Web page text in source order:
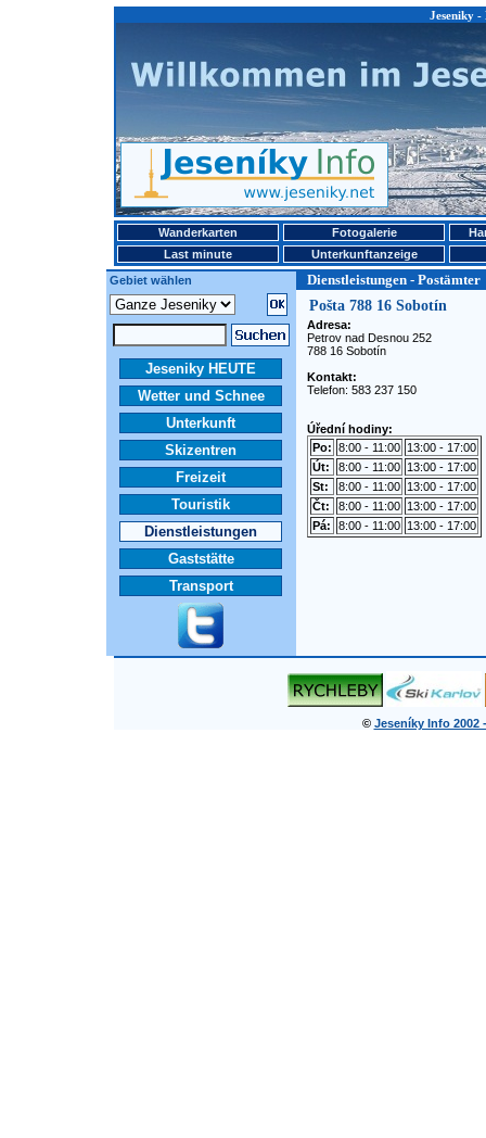
Jeseniky -
Wanderkarten Fotogalerie
Last minute
Unterkunftanzeige
Gebiet wählen
Dienstleistungen - Postämter
Jeseniky HEUTE
Wetter und Schnee
Unterkunft
Skizentren
Freizeit
Touristik
Dienstleistungen
Gaststätte
Transport
Pošta 788 16 Sobotín
Adresa:
Petrov nad Desnou 252
788 16 Sobotín
Kontakt:
Telefon: 583 237 150
Úřední hodiny:
Po: 8:00 - 11:00
13:00 - 17:00
Út:
8:00 - 11:00
13:00 - 17:00
St:
8:00 - 11:00
13:00 - 17:00
Čt:
8:00 - 11:00
13:00 - 17:00
Pá:
8:00 - 11:00 13:00 - 17:00
© Jeseníky Info 2002